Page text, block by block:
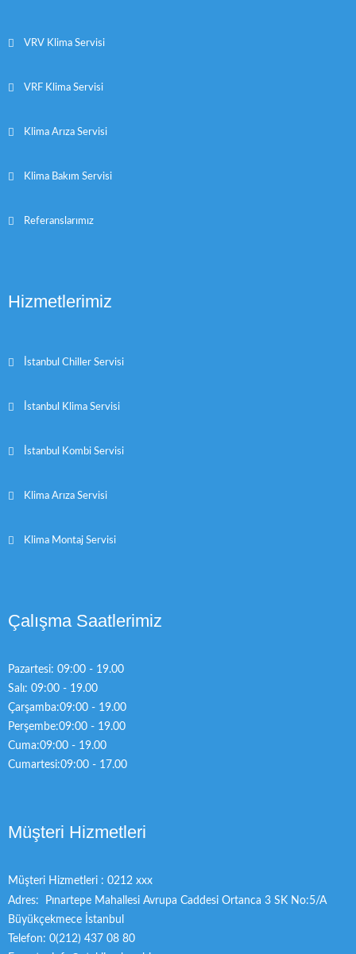
VRV Klima Servisi
VRF Klima Servisi
Klima Arıza Servisi
Klima Bakım Servisi
Referanslarımız
Hizmetlerimiz
İstanbul Chiller Servisi
İstanbul Klima Servisi
İstanbul Kombi Servisi
Klima Arıza Servisi
Klima Montaj Servisi
Çalışma Saatlerimiz
Pazartesi: 09:00 - 19.00
Salı: 09:00 - 19.00
Çarşamba:09:00 - 19.00
Perşembe:09:00 - 19.00
Cuma:09:00 - 19.00
Cumartesi:09:00 - 17.00
Müşteri Hizmetleri
Müşteri Hizmetleri : 0212 xxx
Adres: Pınartepe Mahallesi Avrupa Caddesi Ortanca 3 SK No:5/A
Büyükçekmece İstanbul
Telefon: 0(212) 437 08 80